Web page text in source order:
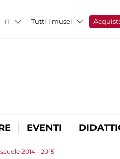
Tutti i musei
EVENTI
2014 - 2015